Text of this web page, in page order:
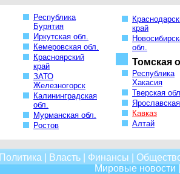
Республика
Бурятия
Иркутская обл.
Кемеровская обл.
Красноярский
край
ЗАТО
Железногорск
Калининградская
обл.
Мурманская обл.
Ростов
край
обл.
Томская
Республика
Хакасия
Тверская
Кавказ
Алтай
Политика Власть Финансы
Мировые новости